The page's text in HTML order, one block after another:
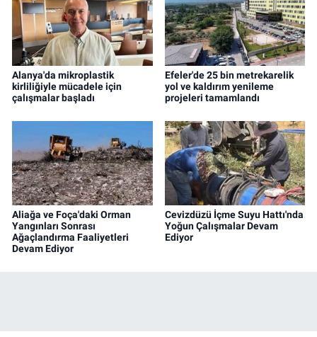
Alanya'da mikroplastik
kirliliğiyle mücadele için
çalışmalar başladı
Efeler'de 25 bin metrekarelik
yol ve kaldırım yenileme
projeleri tamamlandı
Aliağa ve Foça'daki Orman
Yangınları Sonrası
Ağaçlandırma Faaliyetleri
Devam Ediyor
Cevizdüzü İçme Suyu Hattı'nda
Yoğun Çalışmalar Devam
Ediyor